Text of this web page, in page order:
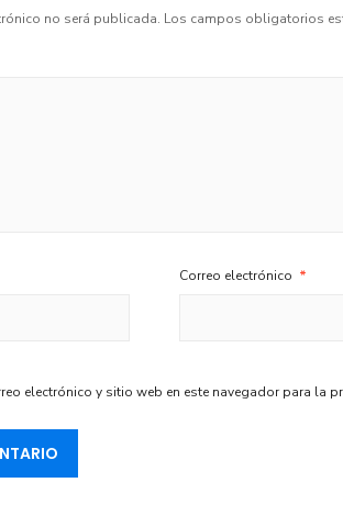
no será publicada. Los campos obligatorios
Correo electrónico *
electrónico y sitio web en este navegador para la